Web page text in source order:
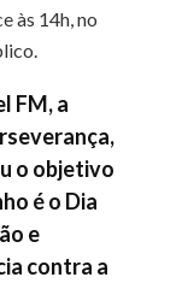
às 14h, no
FM, a
o objetivo
é o Dia
e
contra a